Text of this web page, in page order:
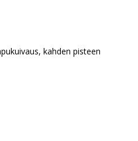
kahden pisteen